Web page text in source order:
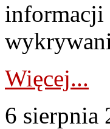
informacji
Więcej...
6 sierpnia